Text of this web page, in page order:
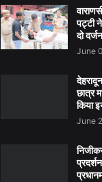
पट्टी
दो
June
छात्र
किया
June